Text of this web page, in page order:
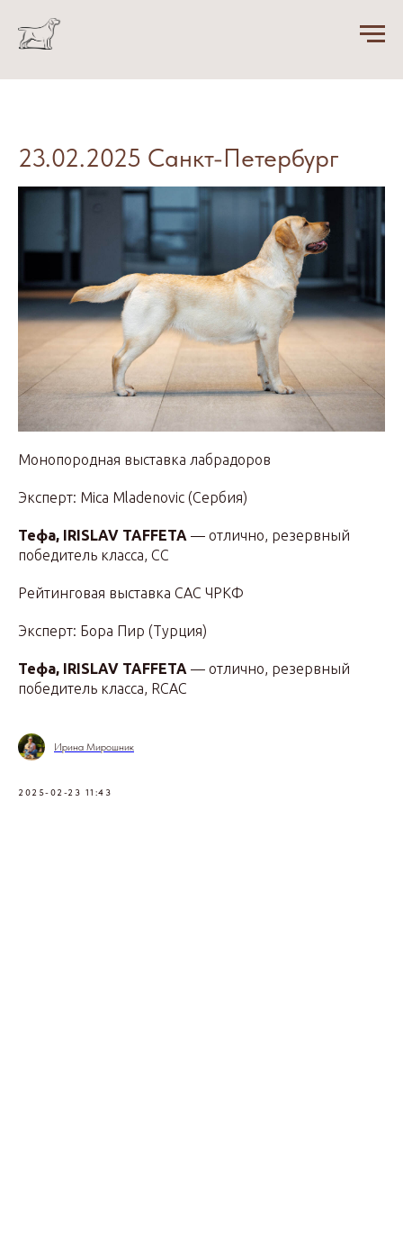
23.02.2025 Санкт-Петербург
Монопородная выставка лабрадоров
Эксперт: Mica Mladenovic (Сербия)
Тефа, IRISLAV TAFFETA — отлично, резервный
победитель класса, СС
Рейтинговая выставка САС ЧРКФ
Эксперт: Бора Пир (Турция)
Тефа, IRISLAV TAFFETA — отлично, резервный
победитель класса, RCAC
Ирина Мирошник
2025-02-23 11:43